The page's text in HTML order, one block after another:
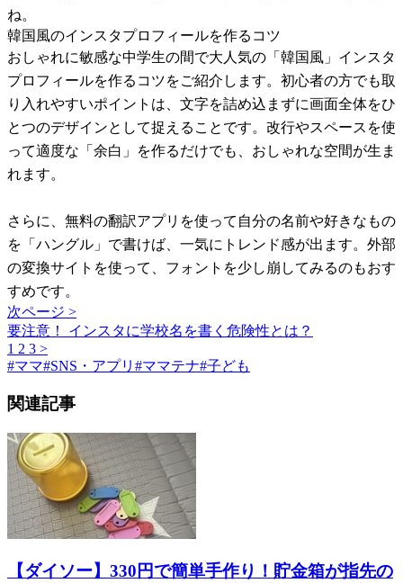
ね。
韓国風のインスタプロフィールを作るコツ
おしゃれに敏感な中学生の間で大人気の「韓国風」インスタ
プロフィールを作るコツをご紹介します。初心者の方でも取
り入れやすいポイントは、文字を詰め込まずに画面全体をひ
とつのデザインとして捉えることです。改行やスペースを使
って適度な「余白」を作るだけでも、おしゃれな空間が生ま
れます。
さらに、無料の翻訳アプリを使って自分の名前や好きなもの
を「ハングル」で書けば、一気にトレンド感が出ます。外部
の変換サイトを使って、フォントを少し崩してみるのもおす
すめです。
次ページ >
要注意！ インスタに学校名を書く危険性とは？
1 2 3 >
#ママ#SNS・アプリ #ママテナ#子ども
関連記事
【ダイソー】330円で簡単手作り！貯金箱が指先の